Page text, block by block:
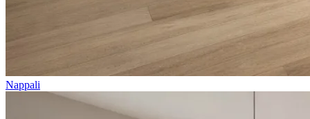
Nappali